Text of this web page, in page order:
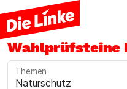
Wahlprüfsteine
Themen